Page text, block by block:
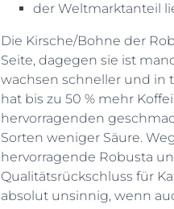
der Weltmarktanteil
Die Kirsche/Bohne der
Seite, dagegen sie ist
wachsen schneller und in
hat bis zu 50 % mehr
hervorragenden
Sorten weniger Säure.
hervorragende Robusta
Qualitätsrückschluss für
absolut unsinnig, wenn